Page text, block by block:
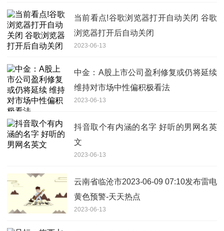
当前看点!谷歌浏览器打开自动关闭 谷歌
浏览器打开后自动关闭
2023-06-13
中金：A股上市公司盈利修复或仍将延续
维持对市场中性偏积极看法
2023-06-13
抖音取个有内涵的名字 好听的男网名英
文
2023-06-13
云南省临沧市2023-06-09 07:10发布雷电
黄色预警-天天热点
2023-06-13